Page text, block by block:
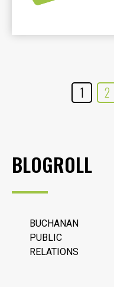
1 2
BLOGROLL
BUCHANAN
PUBLIC
RELATIONS